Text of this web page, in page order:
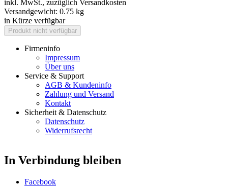
inkl. MwSt., zuzüglich Versandkosten
Versandgewicht: 0.75 kg
in Kürze verfügbar
Firmeninfo
Impressum
Über uns
Service & Support
AGB & Kundeninfo
Zahlung und Versand
Kontakt
Sicherheit & Datenschutz
Datenschutz
Widerrufsrecht
In Verbindung bleiben
Facebook